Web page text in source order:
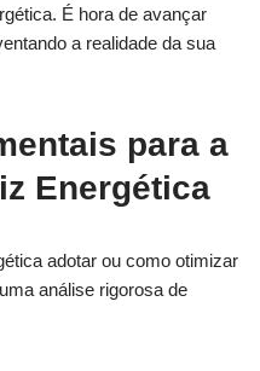
É hora de avançar
a realidade da sua
para a
Energética
adotar ou como otimizar
análise rigorosa de